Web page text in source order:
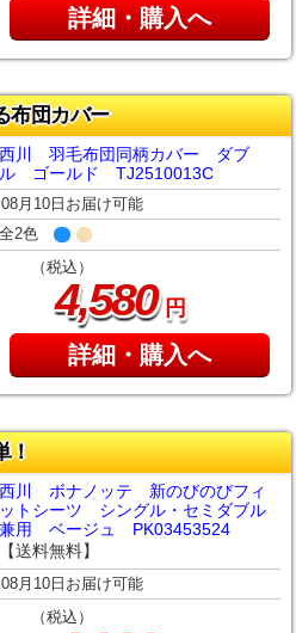
詳細・購入へ
布団カバー
西川 羽毛布団同柄カバー ダブ
ル ゴールド TJ2510013C
08月10日お届け可能
全2色
（税込）
4,580円
詳細・購入へ
！
西川 ボナノッテ 新のびのびフィ
ットシーツ シングル・セミダブル
兼用 ベージュ PK03453524
【送料無料】
08月10日お届け可能
（税込）